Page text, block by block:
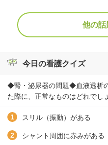
他の話
今日の看護クイズ
◆腎・泌尿器の問題◆血液透析
た際に、正常なものはどれでし
スリル（振動）がある
シャント周囲に赤みがある